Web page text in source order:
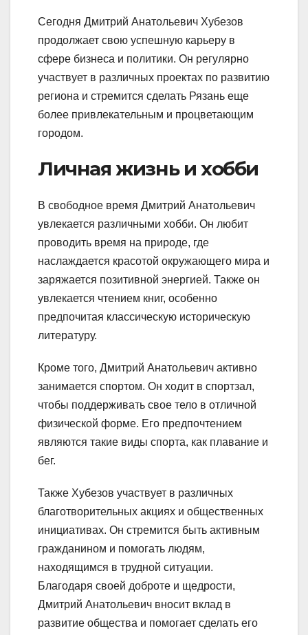
Сегодня Дмитрий Анатольевич Хубезов
продолжает свою успешную карьеру в
сфере бизнеса и политики. Он регулярно
участвует в различных проектах по развитию
региона и стремится сделать Рязань еще
более привлекательным и процветающим
городом.
Личная жизнь и хобби
В свободное время Дмитрий Анатольевич
увлекается различными хобби. Он любит
проводить время на природе, где
наслаждается красотой окружающего мира и
заряжается позитивной энергией. Также он
увлекается чтением книг, особенно
предпочитая классическую историческую
литературу.
Кроме того, Дмитрий Анатольевич активно
занимается спортом. Он ходит в спортзал,
чтобы поддерживать свое тело в отличной
физической форме. Его предпочтением
являются такие виды спорта, как плавание и
бег.
Также Хубезов участвует в различных
благотворительных акциях и общественных
инициативах. Он стремится быть активным
гражданином и помогать людям,
находящимся в трудной ситуации.
Благодаря своей доброте и щедрости,
Дмитрий Анатольевич вносит вклад в
развитие общества и помогает сделать его